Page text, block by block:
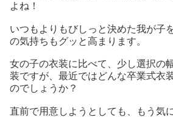
よね！
いつもよりもびしっと決めた我が子
の気持ちもグッと高まります。
女の子の衣装に比べて、少し選択の
装ですが、最近ではどんな卒業式衣
のでしょうか？
直前で用意しようとしても、もう気